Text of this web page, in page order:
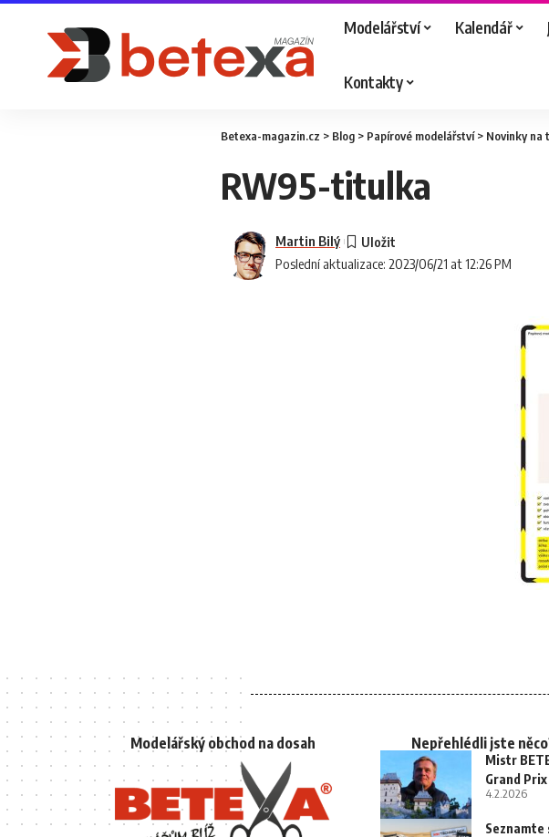
Modelářství Kalendář
Kontakty
Betexa-magazin.cz > Blog > Papírové modelářství> Novinky na
RW95-titulka
Poslední aktualizace: 2023/06/21 at 12:26 PM
Martin Bilý
Modelářský obchod na dosah Nepřehlédli jste
Mistr
Grand
4.2.2026
Seznamte